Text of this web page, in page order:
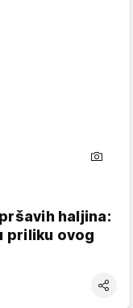
haljina:
priliku ovog